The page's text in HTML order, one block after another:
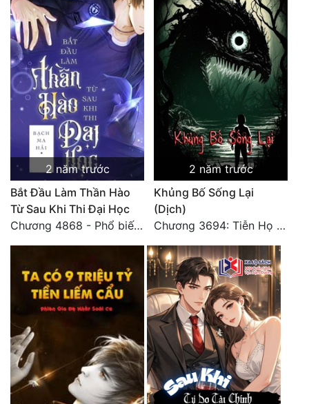
2 năm trước
Bắt Đầu Làm Thần Hào
Từ Sau Khi Thi Đại Học
Chương 4868 - Phổ biến Hạ Quốc tệ!
2 năm trước
Khủng Bố Sống Lại
(Dịch)
Chương 3694: Tiễn Họ Đoạn Đường Cuối - Hoàn